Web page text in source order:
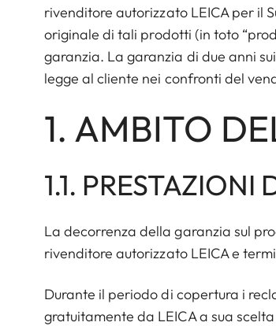
rivenditore autorizzato LEICA per il
originale di tali prodotti (in toto
garanzia. La garanzia di due anni
legge al cliente nei confronti del
1. AMBITO
1.1. PRESTAZIONI
La decorrenza della garanzia sul
rivenditore autorizzato LEICA e
Durante il periodo di copertura i
gratuitamente da LEICA a sua